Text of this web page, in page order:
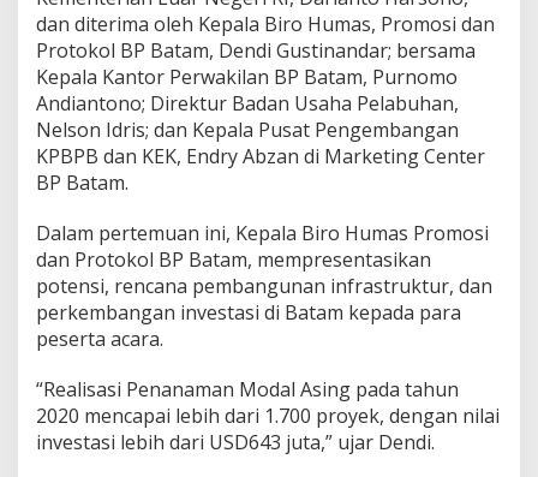
E
r
o
p
a
K
e
l
u
R
I
dan diterima oleh Kepala Biro Humas, Promosi dan
Protokol BP Batam, Dendi Gustinandar; bersama
Kepala Kantor Perwakilan BP Batam, Purnomo
Andiantono; Direktur Badan Usaha Pelabuhan,
Nelson Idris; dan Kepala Pusat Pengembangan
KPBPB dan KEK, Endry Abzan di Marketing Center
BP Batam.
Dalam pertemuan ini, Kepala Biro Humas Promosi
dan Protokol BP Batam, mempresentasikan
potensi, rencana pembangunan infrastruktur, dan
perkembangan investasi di Batam kepada para
peserta acara.
“Realisasi Penanaman Modal Asing pada tahun
2020 mencapai lebih dari 1.700 proyek, dengan nilai
investasi lebih dari USD643 juta,” ujar Dendi.